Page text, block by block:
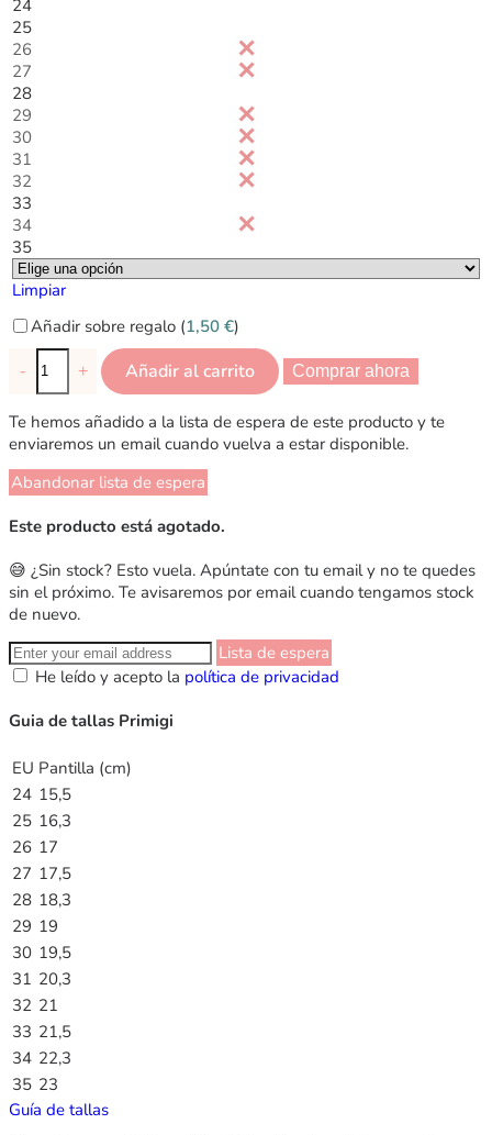
24
25
26
27
28
29
30
31
32
33
34
35
Limpiar
Añadir sobre regalo (1,50 €)
- + Añadir al carrito Comprar ahora
Te hemos añadido a la lista de espera de este producto y te
enviaremos un email cuando vuelva a estar disponible.
Abandonar lista de espera
Este producto está agotado.
😅 ¿Sin stock? Esto vuela. Apúntate con tu email y no te quedes
sin el próximo. Te avisaremos por email cuando tengamos stock
de nuevo.
Lista de espera
He leído y acepto la política de privacidad
Guia de tallas Primigi
EU Pantilla (cm)
24 15,5
25 16,3
26 17
27 17,5
28 18,3
29 19
30 19,5
31 20,3
32 21
33 21,5
34 22,3
35 23
Guía de tallas